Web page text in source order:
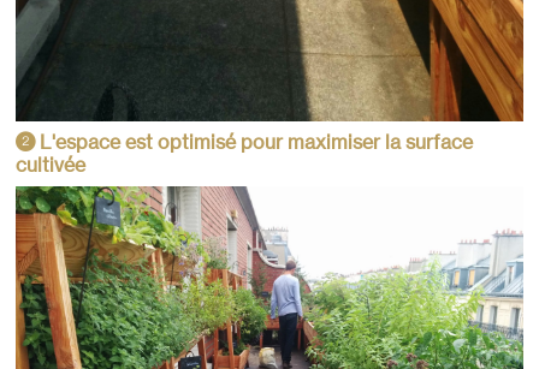
2L'espace est optimisé pour maximiser la surface
cultivée